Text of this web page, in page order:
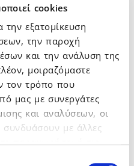
cookies
εξατομίκευση
την παροχή
και την ανάλυση της
μοιραζόμαστε
τον τρόπο που
μας με συνεργάτες
και αναλύσεων, οι
συνδυάσουν με άλλες
σε όλους,
Διευθύντρια
Ελλάδας, Κύπρου
στον Όμιλο
για τη νέα
Applications. Η
την άριστη
και τη δέσμευση του